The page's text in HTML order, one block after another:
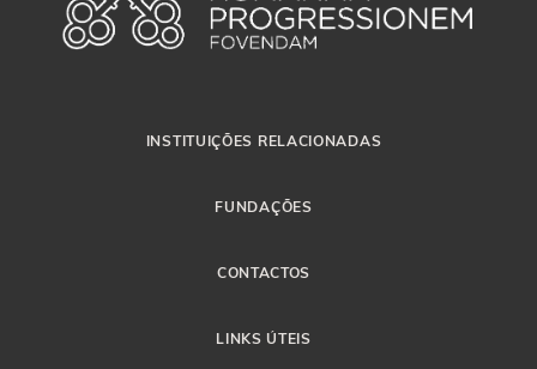
INSTITUIÇÕES RELACIONADAS
FUNDAÇÕES
CONTACTOS
LINKS ÚTEIS